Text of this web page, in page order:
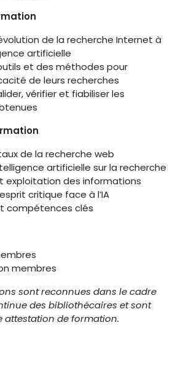
de la recherche Internet à
artificielle
et des méthodes pour
de leurs recherches
vérifier et fiabiliser les
de la recherche web
artificielle sur la recherche
exploitation des informations
critique face à l’IA
compétences clés
membres
sont reconnues dans le cadre
des bibliothécaires et sont
attestation de formation.